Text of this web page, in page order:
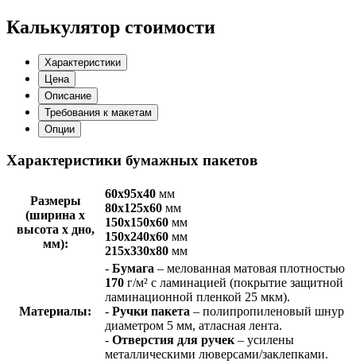
Калькулятор стоимости
Характеристики
Цена
Описание
Требования к макетам
Опции
Характеристики бумажных пакетов
Размеры
(ширина х
высота х дно,
мм):
60х95х40 мм
80х125х60 мм
150х150х60 мм
150х240х60 мм
215х330х80 мм
Материалы:
- Бумага – мелованная матовая плотностью
170 г/м² с ламинацией (покрытие защитной
ламинационной пленкой 25 мкм).
- Ручки пакета – полипропиленовый шнур
диаметром 5 мм, атласная лента.
- Отверстия для ручек – усилены
металлическими люверсами/заклепками.